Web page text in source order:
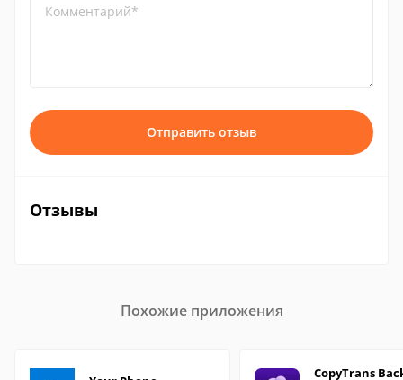
Комментарий*
Отправить отзыв
Отзывы
Похожие приложения
CopyTrans